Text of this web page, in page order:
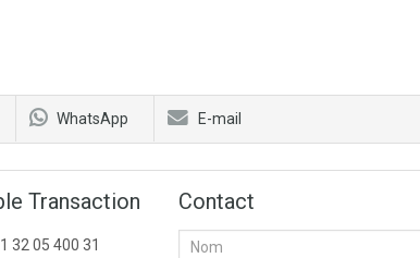
WhatsApp E-mail
Transaction
32 05 400 31
Contact